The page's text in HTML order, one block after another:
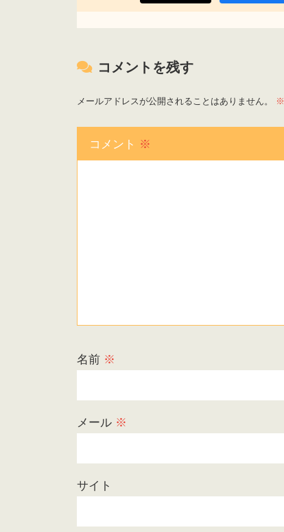
コメントを残す
メールアドレスが公開されることはありません。 ※
コメント ※
名前 ※
メール ※
サイト